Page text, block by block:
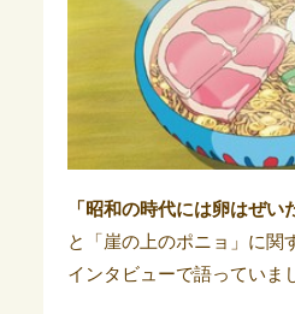
「昭和の時代には卵はぜい
と「崖の上のポニョ」に関
インタビューで語っていま